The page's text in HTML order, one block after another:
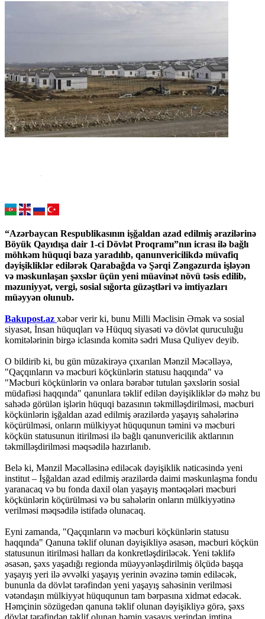
“Azərbaycan Respublikasının işğaldan azad edilmiş ərazilərinə
Böyük Qayıdışa dair 1-ci Dövlət Proqramı”nın icrası ilə bağlı
möhkəm hüquqi baza yaradılıb, qanunvericilikdə müvafiq
dəyişikliklər edilərək Qarabağda və Şərqi Zəngəzurda işləyən
və məskunlaşan şəxslər üçün yeni müavinət növü təsis edilib,
məzuniyyət, vergi, sosial sığorta güzəştləri və imtiyazları
müəyyən olunub.
Bakupost.az xəbər verir ki, bunu Milli Məclisin Əmək və sosial
siyasət, İnsan hüquqları və Hüquq siyasəti və dövlət quruculuğu
komitələrinin birgə iclasında komitə sədri Musa Quliyev deyib.
O bildirib ki, bu gün müzakirəyə çıxarılan Mənzil Məcəlləyə,
"Qaçqınların və məcburi köçkünlərin statusu haqqında" və
"Məcburi köçkünlərin və onlara bərabər tutulan şəxslərin sosial
müdafiəsi haqqında" qanunlara təklif edilən dəyişikliklər də məhz bu
sahədə görülən işlərin hüquqi bazasının təkmilləşdirilməsi, məcburi
köçkünlərin işğaldan azad edilmiş ərazilərdə yaşayış sahələrinə
köçürülməsi, onların mülkiyyət hüququnun təmini və məcburi
köçkün statusunun itirilməsi ilə bağlı qanunvericilik aktlarının
təkmilləşdirilməsi məqsədilə hazırlanıb.
Belə ki, Mənzil Məcəlləsinə ediləcək dəyişiklik nəticəsində yeni
institut – İşğaldan azad edilmiş ərazilərdə daimi məskunlaşma fondu
yaranacaq və bu fonda daxil olan yaşayış məntəqələri məcburi
köçkünlərin köçürülməsi və bu sahələrin onların mülkiyyətinə
verilməsi məqsədilə istifadə olunacaq.
Eyni zamanda, "Qaçqınların və məcburi köçkünlərin statusu
haqqında" Qanuna təklif olunan dəyişikliyə əsasən, məcburi köçkün
statusunun itirilməsi halları da konkretləşdiriləcək. Yeni təklifə
əsasən, şəxs yaşadığı regionda müəyyənləşdirilmiş ölçüdə başqa
yaşayış yeri ilə əvvəlki yaşayış yerinin əvəzinə təmin ediləcək,
bununla da dövlət tərəfindən yeni yaşayış sahəsinin verilməsi
vətəndaşın mülkiyyət hüququnun tam bərpasına xidmət edəcək.
Həmçinin sözügedən qanuna təklif olunan dəyişikliyə görə, şəxs